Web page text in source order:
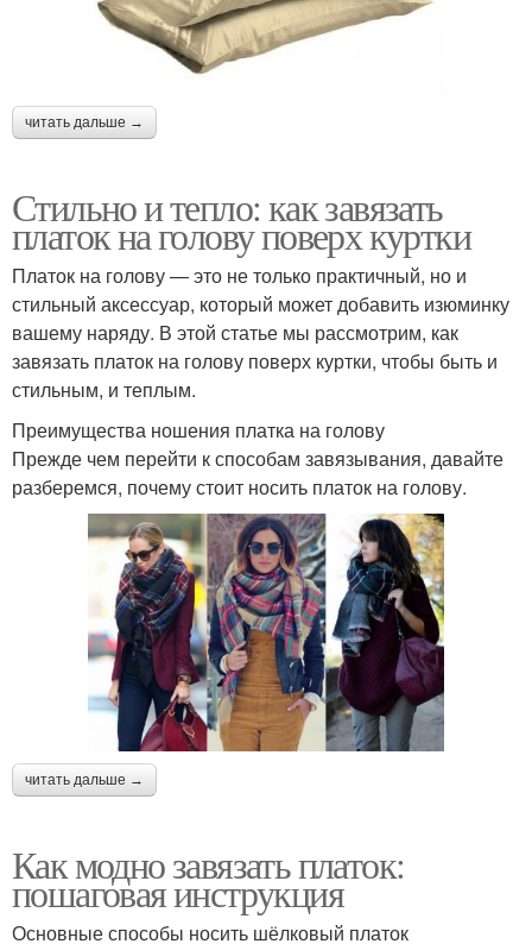
читать дальше →
Стильно и тепло: как завязать
платок на голову поверх куртки
Платок на голову — это не только практичный, но и
стильный аксессуар, который может добавить изюминку
вашему наряду. В этой статье мы рассмотрим, как
завязать платок на голову поверх куртки, чтобы быть и
стильным, и теплым.
Преимущества ношения платка на голову
Прежде чем перейти к способам завязывания, давайте
разберемся, почему стоит носить платок на голову.
читать дальше →
Как модно завязать платок:
пошаговая инструкция
Основные способы носить шёлковый платок